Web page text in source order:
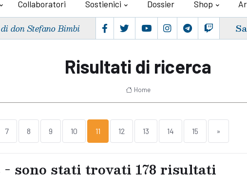
Collaboratori Sostienici Dossier Shop
don Stefano Bimbi
Risultati di ricerca
Home
7 8 9 10 11 12 13 14 15 »
- sono stati trovati 178 risultati